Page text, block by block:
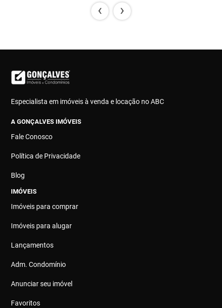
‹ ›
Especialista em imóveis à venda e locação no ABC
A GONÇALVES IMÓVEIS
Fale Conosco
Política de Privacidade
Blog
IMÓVEIS
Imóveis para comprar
Imóveis para alugar
Lançamentos
Adm. Condomínio
Anunciar seu imóvel
Favoritos